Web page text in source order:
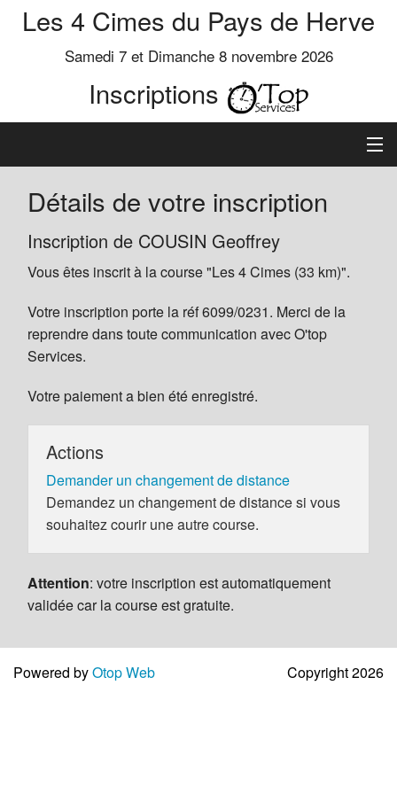
Les 4 Cimes du Pays de Herve
Samedi 7 et Dimanche 8 novembre 2026
Inscriptions
Inscription
Préinscrits
Informations
Détails de votre inscription
Inscription de COUSIN Geoffrey
Vous êtes inscrit à la course "Les 4 Cimes (33 km)".
Votre inscription porte la réf 6099/0231. Merci de la
reprendre dans toute communication avec O'top
Services.
Votre paiement a bien été enregistré.
Actions
Demander un changement de distance
Demandez un changement de distance si vous
souhaitez courir une autre course.
Attention: votre inscription est automatiquement
validée car la course est gratuite.
Powered byOtop Web Copyright 2026